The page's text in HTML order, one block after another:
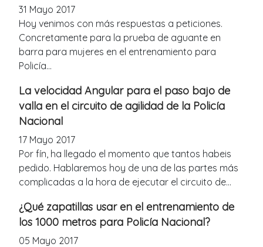
31 Mayo 2017
Hoy venimos con más respuestas a peticiones.
Concretamente para la prueba de aguante en
barra para mujeres en el entrenamiento para
Policía...
La velocidad Angular para el paso bajo de
valla en el circuito de agilidad de la Policía
Nacional
17 Mayo 2017
Por fín, ha llegado el momento que tantos habeis
pedido. Hablaremos hoy de una de las partes más
complicadas a la hora de ejecutar el circuito de...
¿Qué zapatillas usar en el entrenamiento de
los 1000 metros para Policía Nacional?
05 Mayo 2017